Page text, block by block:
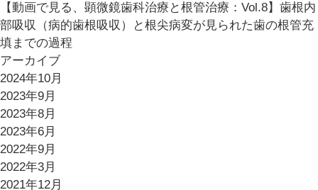
【動画で見る、顕微鏡歯科治療と根管治療：Vol.8】歯根内
部吸収（病的歯根吸収）と根尖病変が見られた歯の根管充
填までの過程
アーカイブ
2024年10月
2023年9月
2023年8月
2023年6月
2022年9月
2022年3月
2021年12月